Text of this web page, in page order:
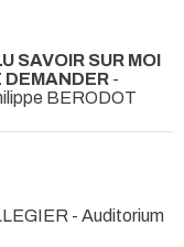
SAVOIR SUR MOI
DEMANDER -
BERODOT
- Auditorium